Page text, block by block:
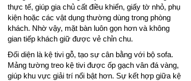
thực tế, giúp gia chủ cất điều khiển, giấy tờ nhỏ, phụ
kiện hoặc các vật dụng thường dùng trong phòng
khách. Nhờ vậy, mặt bàn luôn gọn hơn và không
gian tiếp khách giữ được vẻ chỉn chu.
Đối diện là kệ tivi gỗ, tạo sự cân bằng với bộ sofa.
Mảng tường treo kệ tivi được ốp gạch vân đá vàng,
giúp khu vực giải trí nổi bật hơn. Sự kết hợp giữa kệ